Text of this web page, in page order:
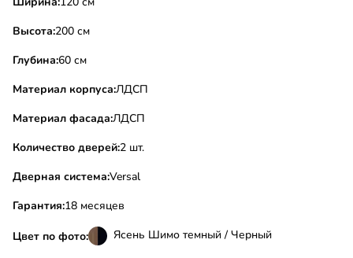
Высота:200 см
Глубина:60 см
Материал корпуса:ЛДСП
Материал фасада:ЛДСП
Количество дверей:2 шт.
Дверная система:Versal
Гарантия:18 месяцев
Цвет по фото: Ясень Шимо темный / Черный